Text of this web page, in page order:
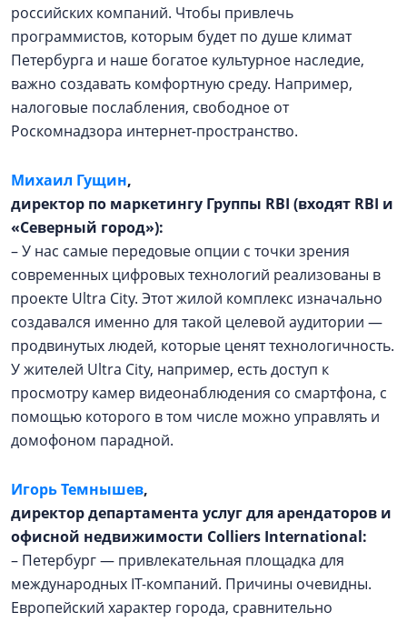
российских компаний. Чтобы привлечь
программистов, которым будет по душе климат
Петербурга и наше богатое культурное наследие,
важно создавать комфортную среду. Например,
налоговые послабления, свободное от
Роскомнадзора интернет-пространство.
Михаил Гущин,
директор по маркетингу Группы RBI (входят RBI и
«Северный город»):
– У нас самые передовые опции с точки зрения
современных цифровых технологий реализованы в
проекте Ultra City. Этот жилой комплекс изначально
создавался именно для такой целевой аудитории —
продвинутых людей, которые ценят технологичность.
У жителей Ultra City, например, есть доступ к
просмотру камер видеонаблюдения со смартфона, с
помощью которого в том числе можно управлять и
домофоном парадной.
Игорь Темнышев,
директор департамента услуг для арендаторов и
офисной недвижимости Colliers International:
– Петербург — привлекательная площадка для
международных IT-компаний. Причины очевидны.
Европейский характер города, сравнительно